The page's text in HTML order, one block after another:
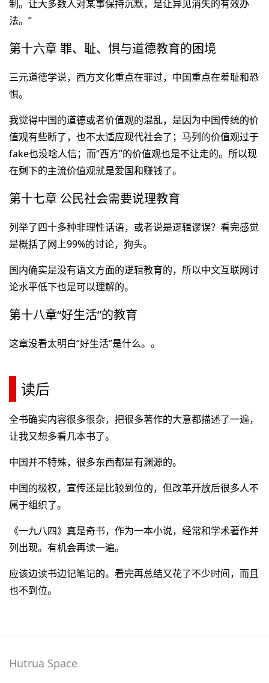
制。让大多数人对某事保持沉默，是让异见消失的有效办
法。”
第十六章 罪、耻、惧与道德教育的困境
三元道德学说，西方文化重点在罪过，中国重点在羞耻和恐
惧。
我觉得中国的道德或者价值观的混乱，是因为中国传统的价
值观有些断了，也不太适应现代社会了；马列的价值观过于
fake也没啥人信；而“西方”的价值观也是不让走的。所以现
在剩下的主流价值观就是爱国和赚钱了。
第十七章 公民社会需要说理教育
列举了四十多种非理性话语，或者说是逻辑谬误？看完感觉
是概括了网上99%的讨论，狗头。
国内确实是没有语文方面的逻辑教育的，所以中文互联网讨
论水平低下也是可以理解的。
第十八章“好生活”的教育
这章没看太明白“好生活”是什么。。
读后
全书确实内容很多很杂，把很多著作的大意都描述了一遍，
让我又想多看几本书了。
中国并不特殊，很多东西都是有渊源的。
中国的极权，宣传还是比较到位的，但改革开放后很多人不
属于组织了。
《一九八四》真是奇书，作为一本小说，经常和学术著作并
列出现。有机会再读一遍。
应该边读书边记笔记的。看完再总结又花了不少时间，而且
也不到位。
Hutrua Space